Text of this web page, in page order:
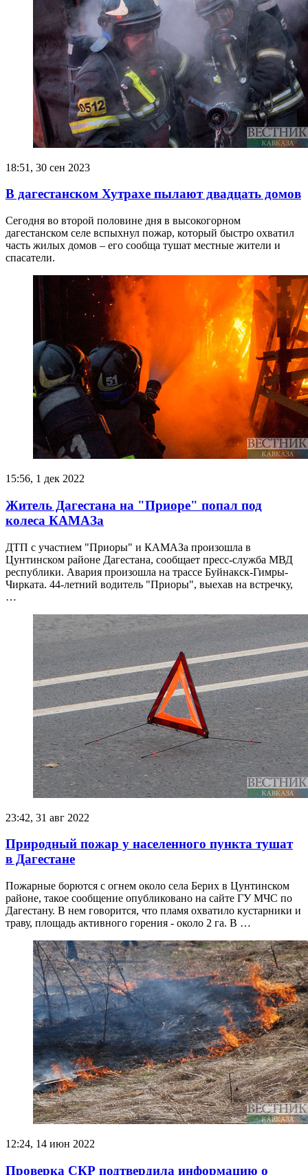
18:51, 30 сен 2023
В дагестанском Хутрахе пылают двадцать домов
Сегодня во второй половине дня в высокогорном
дагестанском селе вспыхнул пожар, который быстро охватил
часть жилых домов – его сообща тушат местные жители и
спасатели.
15:56, 1 дек 2022
Житель Дагестана на "Приоре" попал под
колеса КАМАЗа
ДТП с участием "Приоры" и КАМАЗа произошла в
Цунтинском районе Дагестана, сообщает пресс-служба МВД
республики. Авария произошла на трассе Буйнакск-Гимры-
Чирката. 44-летний водитель "Приоры", выехав на встречку,
…
23:42, 31 авг 2022
Природный пожар у населенного пункта тушат
в Дагестане
Пожарные борются с огнем около села Берих в Цунтинском
районе, такое сообщение опубликовано на сайте ГУ МЧС по
Дагестану. В нем говорится, что пламя охватило кустарники и
траву, площадь активного горения - около 2 га. В …
12:24, 14 июн 2022
Проверка СКР подтвердила информацию о